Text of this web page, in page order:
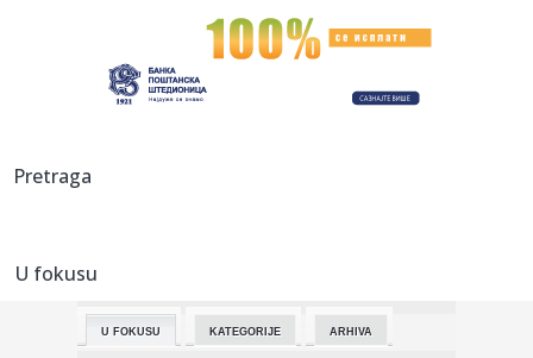
Avokado svakodnevno "menja pol", a naučnici konačno
12:48:Amerikanac kog Evroliga ne zanima – održavanje forme do
jo...
12:45:
12:43:
Đedović Handanović o sudbini NIS-a: Realni sam optimista,
Pretraga
U fokusu
U FOKUSU KATEGORIJE ARHIVA